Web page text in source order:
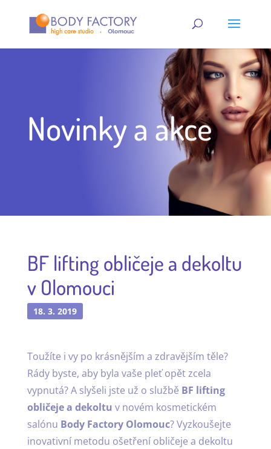
Novinky a akce
BF lifting obličeje a dekoltu
v Olomouci
18. 3. 2019
Toužíte i vy po krásnějším a zdravějším těle?
Rády byste, aby byla vaše pleť opět zcela
vypnutá? A slyšeli jste už o službě BF lifting
obličeje a dekoltu v novém kosmetickém
salónu Body Factory Olomouc? Vyzkoušejte
inovativní metodu ošetření obličeje a dekoltu